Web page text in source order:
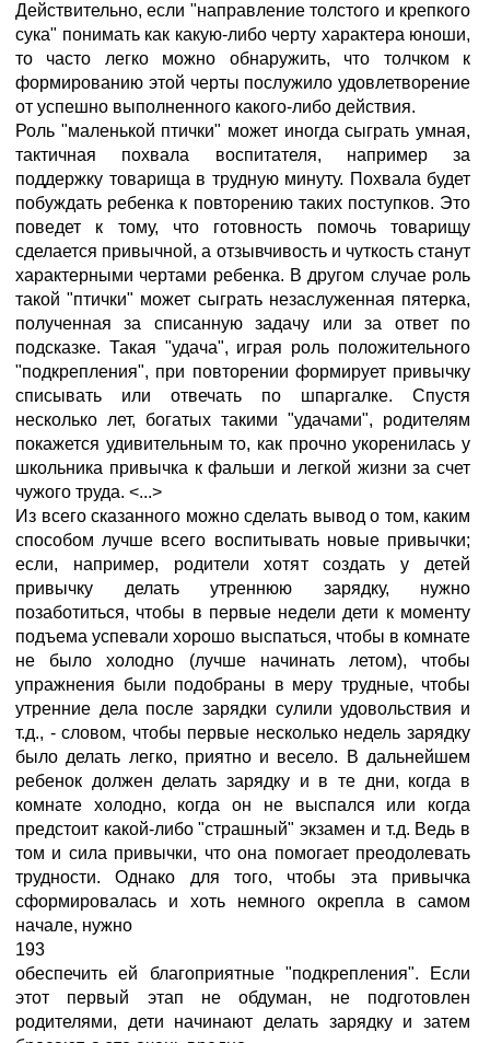
Действительно, если "направление толстого и крепкого
сука" понимать как какую-либо черту характера юноши,
то часто легко можно обнаружить, что толчком к
формированию этой черты послужило удовлетворение
от успешно выполненного какого-либо действия.
Роль "маленькой птички" может иногда сыграть умная,
тактичная похвала воспитателя, например за
поддержку товарища в трудную минуту. Похвала будет
побуждать ребенка к повторению таких поступков. Это
поведет к тому, что готовность помочь товарищу
сделается привычной, а отзывчивость и чуткость станут
характерными чертами ребенка. В другом случае роль
такой "птички" может сыграть незаслуженная пятерка,
полученная за списанную задачу или за ответ по
подсказке. Такая "удача", играя роль положительного
"подкрепления", при повторении формирует привычку
списывать или отвечать по шпаргалке. Спустя
несколько лет, богатых такими "удачами", родителям
покажется удивительным то, как прочно укоренилась у
школьника привычка к фальши и легкой жизни за счет
чужого труда. <...>
Из всего сказанного можно сделать вывод о том, каким
способом лучше всего воспитывать новые привычки;
если, например, родители хотят создать у детей
привычку делать утреннюю зарядку, нужно
позаботиться, чтобы в первые недели дети к моменту
подъема успевали хорошо выспаться, чтобы в комнате
не было холодно (лучше начинать летом), чтобы
упражнения были подобраны в меру трудные, чтобы
утренние дела после зарядки сулили удовольствия и
т.д., - словом, чтобы первые несколько недель зарядку
было делать легко, приятно и весело. В дальнейшем
ребенок должен делать зарядку и в те дни, когда в
комнате холодно, когда он не выспался или когда
предстоит какой-либо "страшный" экзамен и т.д. Ведь в
том и сила привычки, что она помогает преодолевать
трудности. Однако для того, чтобы эта привычка
сформировалась и хоть немного окрепла в самом
начале, нужно
193
обеспечить ей благоприятные "подкрепления". Если
этот первый этап не обдуман, не подготовлен
родителями, дети начинают делать зарядку и затем